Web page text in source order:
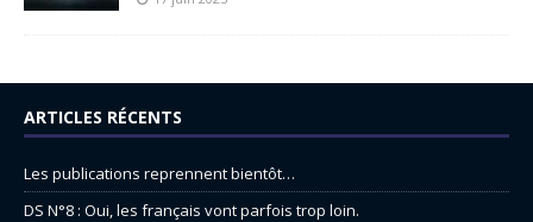
ARTICLES RÉCENTS
Les publications reprennent bientôt…
DS N°8 : Oui, les français vont parfois trop loin.